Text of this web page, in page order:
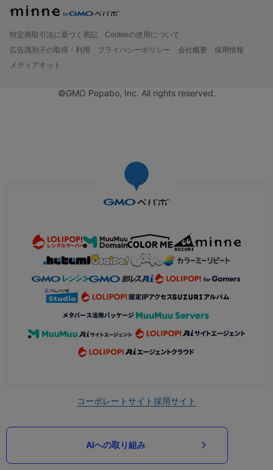
特定商取引法に基づく表記
Cookieの使用について
広告識別子の取得・利用
プライバシーポリシー 会社概要
採用情報
メディアキット
©GMO Pepabo, Inc. All rights reserved.
コーポレートサイト採用サイト
AIへの取り組み